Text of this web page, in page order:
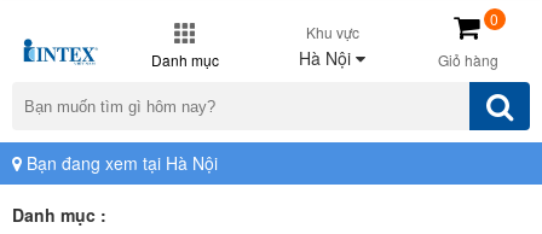
Danh mục
Khu vực
Hà Nội Giỏ hàng
0
Bạn đang xem tại Hà Nội
Danh mục :